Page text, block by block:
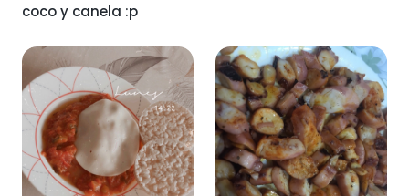
coco y canela :p